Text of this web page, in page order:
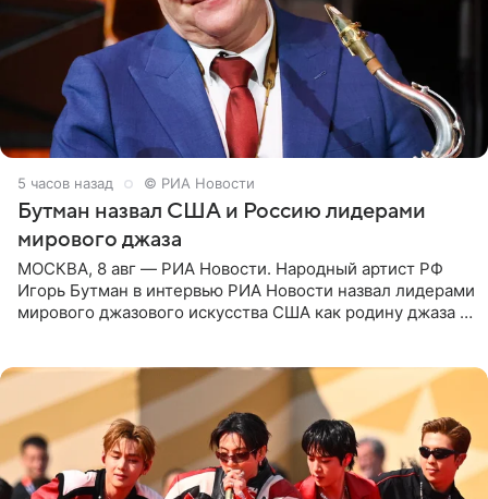
5 часов назад © РИА Новости
Бутман назвал США и Россию лидерами
мирового джаза
МОСКВА, 8 авг — РИА Новости. Народный артист РФ
Игорь Бутман в интервью РИА Новости назвал лидерами
мирового джазового искусства США как родину джаза и